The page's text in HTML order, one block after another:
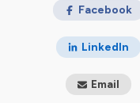
confidentialite
Facebook
LinkedIn
Email